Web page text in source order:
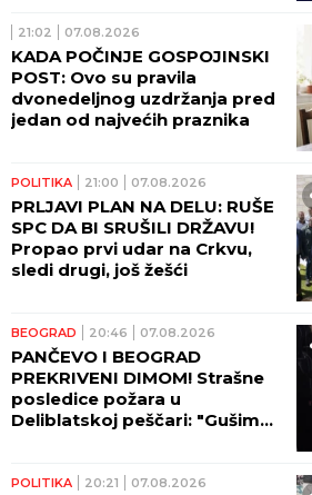
21:02 07.08.2026
KADA POČINJE GOSPOJINSKI
POST: Ovo su pravila
dvonedeljnog uzdržanja pred
jedan od najvećih praznika
POLITIKA 21:00 07.08.2026
PRLJAVI PLAN NA DELU: RUŠE
SPC DA BI SRUŠILI DRŽAVU!
Propao prvi udar na Crkvu,
sledi drugi, još žešći
BEOGRAD 20:46 07.08.2026
PANČEVO I BEOGRAD
PREKRIVENI DIMOM! Strašne
posledice požara u
Deliblatskoj peščari: "Gušimo
POLITIKA 20:21 07.08.2026